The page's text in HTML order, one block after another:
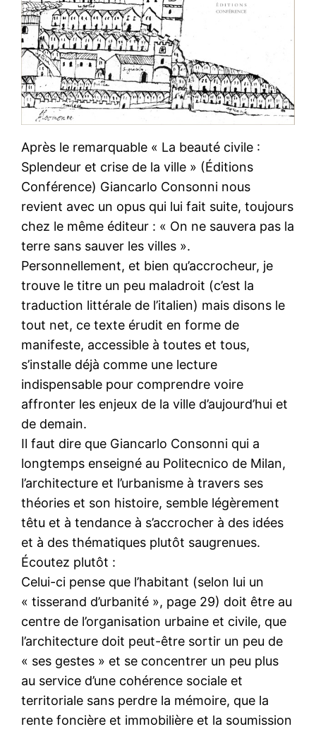
Après le remarquable « La beauté civile :
Splendeur et crise de la ville » (Éditions
Conférence) Giancarlo Consonni nous
revient avec un opus qui lui fait suite, toujours
chez le même éditeur : « On ne sauvera pas la
terre sans sauver les villes ».
Personnellement, et bien qu’accrocheur, je
trouve le titre un peu maladroit (c’est la
traduction littérale de l’italien) mais disons le
tout net, ce texte érudit en forme de
manifeste, accessible à toutes et tous,
s’installe déjà comme une lecture
indispensable pour comprendre voire
affronter les enjeux de la ville d’aujourd’hui et
de demain.
Il faut dire que Giancarlo Consonni qui a
longtemps enseigné au Politecnico de Milan,
l’architecture et l’urbanisme à travers ses
théories et son histoire, semble légèrement
têtu et à tendance à s’accrocher à des idées
et à des thématiques plutôt saugrenues.
Écoutez plutôt :
Celui-ci pense que l’habitant (selon lui un
« tisserand d’urbanité », page 29) doit être au
centre de l’organisation urbaine et civile, que
l’architecture doit peut-être sortir un peu de
« ses gestes » et se concentrer un peu plus
au service d’une cohérence sociale et
territoriale sans perdre la mémoire, que la
rente foncière et immobilière et la soumission